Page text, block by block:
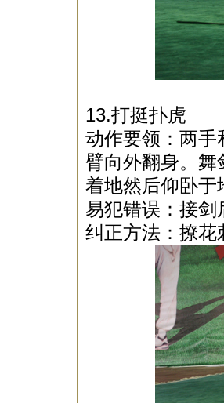
13.打挺扑虎
动作要领：两手
臂向外翻身。
着地然后仰卧于
易犯错误：接剑
纠正方法：撩花